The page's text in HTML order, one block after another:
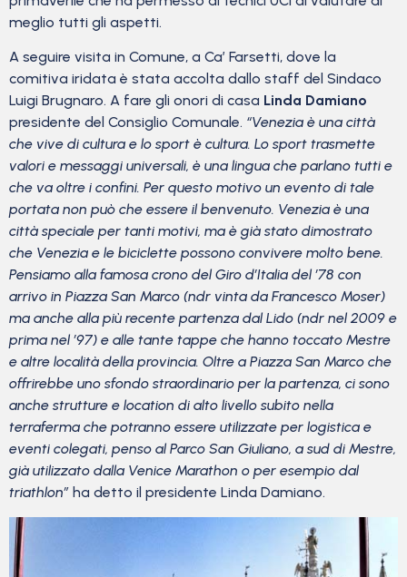
meglio tutti gli aspetti.
A seguire visita in Comune, a Ca’ Farsetti, dove la
comitiva iridata è stata accolta dallo staff del Sindaco
Luigi Brugnaro. A fare gli onori di casa Linda Damiano
presidente del Consiglio Comunale. “Venezia è una città
che vive di cultura e lo sport è cultura. Lo sport trasmette
valori e messaggi universali, è una lingua che parlano tutti e
che va oltre i confini. Per questo motivo un evento di tale
portata non può che essere il benvenuto. Venezia è una
città speciale per tanti motivi, ma è già stato dimostrato
che Venezia e le biciclette possono convivere molto bene.
Pensiamo alla famosa crono del Giro d’Italia del ’78 con
arrivo in Piazza San Marco (ndr vinta da Francesco Moser)
ma anche alla più recente partenza dal Lido (ndr nel 2009 e
prima nel ’97) e alle tante tappe che hanno toccato Mestre
e altre località della provincia. Oltre a Piazza San Marco che
offrirebbe uno sfondo straordinario per la partenza, ci sono
anche strutture e location di alto livello subito nella
terraferma che potranno essere utilizzate per logistica e
eventi colegati, penso al Parco San Giuliano, a sud di Mestre,
già utilizzato dalla Venice Marathon o per esempio dal
triathlon” ha detto il presidente Linda Damiano.